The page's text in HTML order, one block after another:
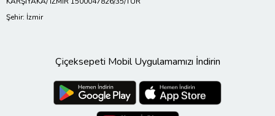
Şehir: İzmir
Çiçeksepeti Mobil Uygulamamızı İndirin